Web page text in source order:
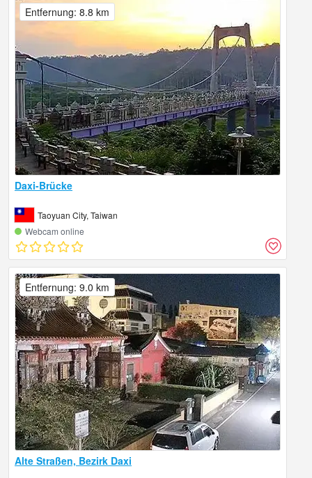
Daxi-Brücke
Taoyuan City, Taiwan
Webcam online
Entfernung: 8.8 km
Alte Straßen, Bezirk Daxi
Entfernung: 9.0 km